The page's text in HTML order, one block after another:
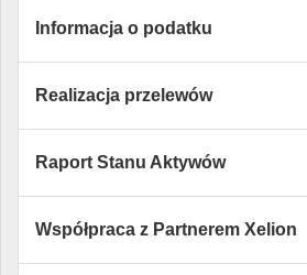
Informacja o podatku
Realizacja przelewów
Raport Stanu Aktywów
Współpraca z Partnerem Xelion